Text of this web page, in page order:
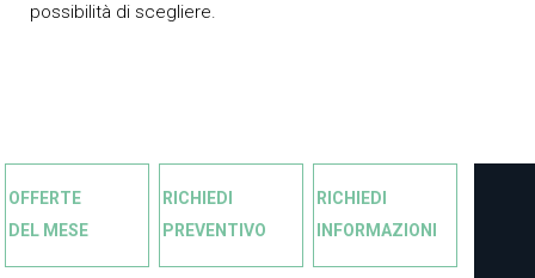
possibilità di scegliere.
OFFERTE
DEL MESE
RICHIEDI
PREVENTIVO
RICHIEDI
INFORMAZIONI